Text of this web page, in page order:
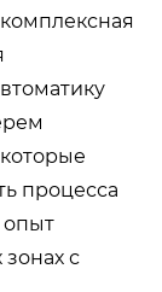
процесса
опыт
с